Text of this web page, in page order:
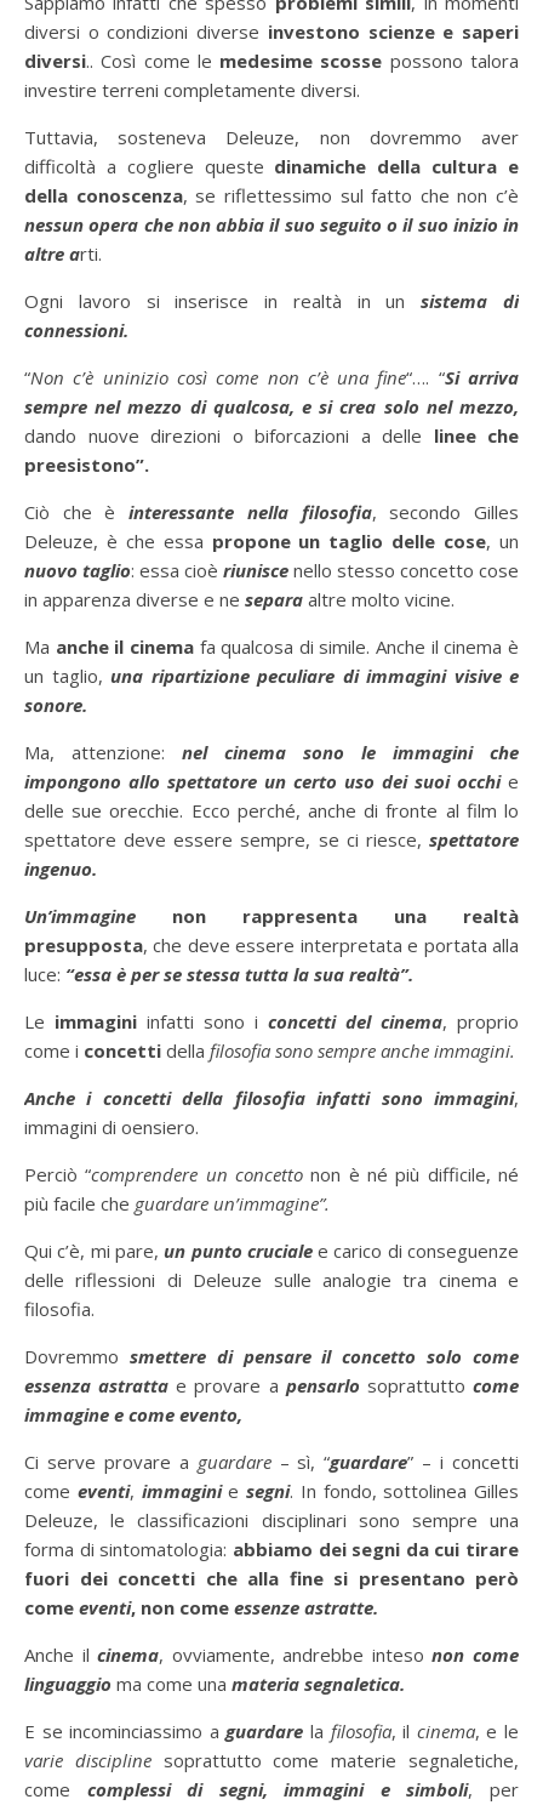
diversi o condizioni diverse investono scienze e saperi
diversi.. Così come le medesime scosse possono talora
investire terreni completamente diversi.
Tuttavia, sosteneva Deleuze, non dovremmo aver
difficoltà a cogliere queste dinamiche della cultura e
della conoscenza, se riflettessimo sul fatto che non c’è
nessun opera che non abbia il suo seguito o il suo inizio in
altre arti.
Ogni lavoro si inserisce in realtà in unsistema di
connessioni.
“Non c’è uninizio così come non c’è una fine“…. “Si arriva
sempre nel mezzo di qualcosa, e si crea solo nel mezzo,
dando nuove direzioni o biforcazioni a delle linee che
preesistono”.
Ciò che èinteressante nella filosofia, secondo Gilles
Deleuze, è che essa propone un taglio delle cose, un
nuovo taglio: essa cioè riunisce nello stesso concetto cose
in apparenza diverse e ne separa altre molto vicine.
Ma anche il cinemafa qualcosa di simile. Anche il cinema è
un taglio, una ripartizione peculiare di immagini visive e
sonore.
Ma, attenzione: nel cinema sono le immagini che
impongono allo spettatore un certo uso dei suoi occhi e
delle sue orecchie. Ecco perché, anche di fronte al film lo
spettatore deve essere sempre, se ci riesce, spettatore
ingenuo.
Un’immagine non rappresenta una realtà
presupposta, che deve essere interpretata e portata alla
luce: “essa è per se stessa tutta la sua realtà”.
Le immagini infatti sono i concetti del cinema, proprio
come i concetti della filosofia sono sempre anche immagini.
Anche i concetti della filosofia infatti sono immagini,
immagini di oensiero.
Perciò “comprendere un concetto non è né più difficile, né
più facile che guardare un’immagine”.
Qui c’è, mi pare,un punto crucialee carico di conseguenze
delle riflessioni di Deleuze sulle analogie tra cinema e
filosofia.
Dovremmo smettere di pensare il concetto solo come
essenza astratta e provare a pensarlo soprattutto come
immagine e come evento,
Ci serve provare a guardare– sì, “guardare” – i concetti
come eventi, immaginie segni. In fondo, sottolinea Gilles
Deleuze, le classificazioni disciplinari sono sempre una
forma di sintomatologia: abbiamo dei segni da cui tirare
fuori dei concetti che alla fine si presentano però
come eventi, non come essenze astratte.
Anche ilcinema, ovviamente, andrebbe intesonon come
linguaggio ma come una materia segnaletica.
E se incominciassimo aguardare la filosofia, il cinema, e le
varie discipline soprattutto come materie segnaletiche,
come complessi di segni, immagini e simboli, per